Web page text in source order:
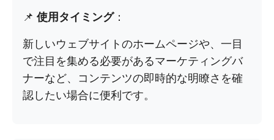
📌 使用タイミング：
新しいウェブサイトのホームページや、一目
で注目を集める必要があるマーケティングバ
ナーなど、コンテンツの即時的な明瞭さを確
認したい場合に便利です。